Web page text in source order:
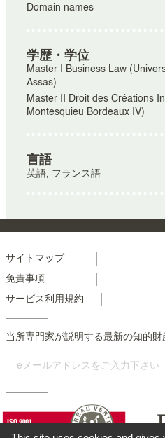
Domain names
学歴・学位
Master I Business Law
Assas)
Master II Droit des Créations
Montesquieu Bordeaux IV)
言語
英語, フランス語
Menu
footer
colonne
2
サイトマップ
免責事項
サービス利用規約
当所専門家が説明する最新の知的財